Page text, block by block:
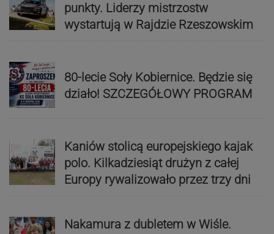
punkty. Liderzy mistrzostw
wystartują w Rajdzie Rzeszowskim
80-lecie Soły Kobiernice. Będzie się
działo! SZCZEGÓŁOWY PROGRAM
Kaniów stolicą europejskiego kajak
polo. Kilkadziesiąt drużyn z całej
Europy rywalizowało przez trzy dni
Nakamura z dubletem w Wiśle.